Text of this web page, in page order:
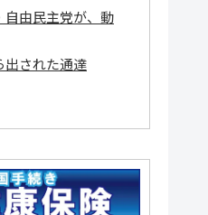
自由民主党が、動
出された通達